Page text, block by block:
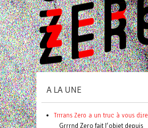
A LA UNE
Trrrans Zero a un truc à vous dire
Grrrnd Zero fait l’objet depuis